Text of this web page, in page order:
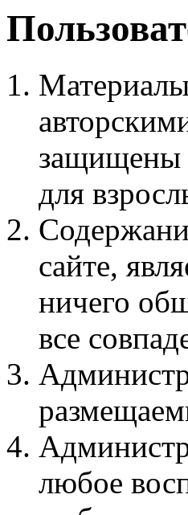
защищены
для
сайте,
ничего
все
любое